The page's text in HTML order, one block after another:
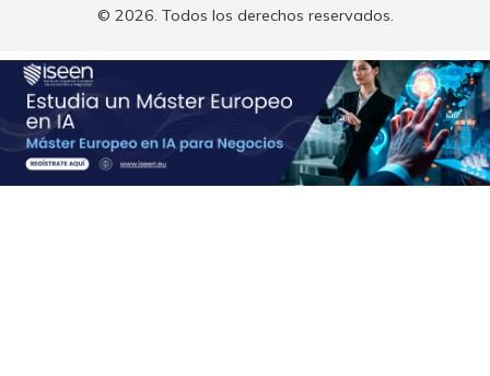
© 2026. Todos los derechos reservados.